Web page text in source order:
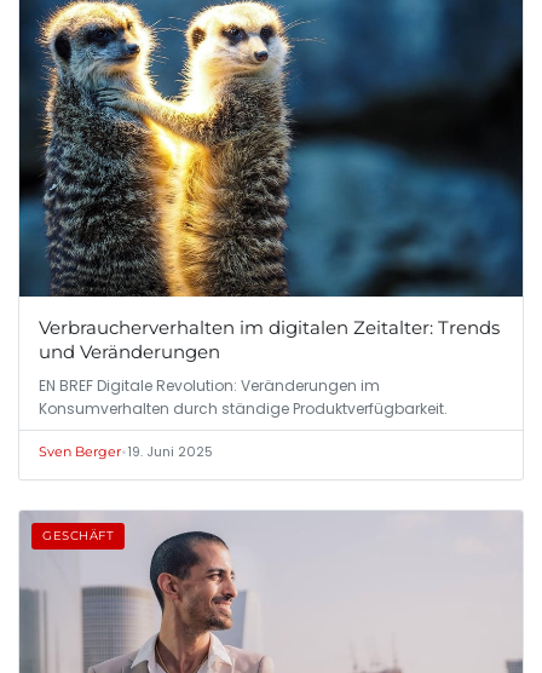
Verbraucherverhalten im digitalen Zeitalter: Trends
und Veränderungen
EN BREF Digitale Revolution: Veränderungen im
Konsumverhalten durch ständige Produktverfügbarkeit.
Sven Berger•19. Juni 2025
GESCHÄFT